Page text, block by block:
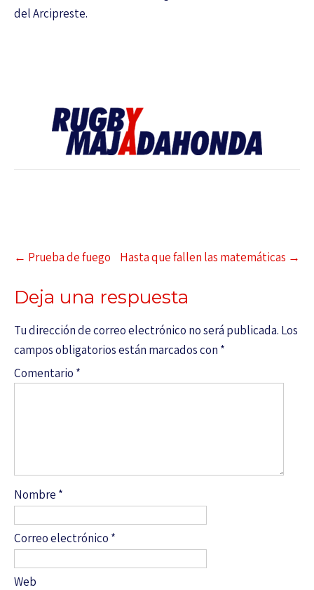
del Arcipreste.
← Prueba de fuego Hasta que fallen las matemáticas →
Deja una respuesta
Tu dirección de correo electrónico no será publicada. Los
campos obligatorios están marcados con *
Comentario *
Nombre *
Correo electrónico *
Web